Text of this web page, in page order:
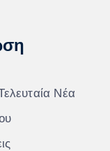
Νέα